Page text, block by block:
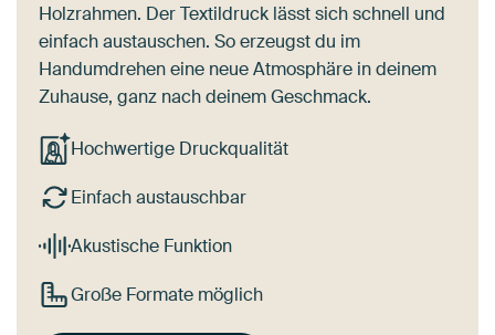
Holzrahmen. Der Textildruck lässt sich schnell und
einfach austauschen. So erzeugst du im
Handumdrehen eine neue Atmosphäre in deinem
Zuhause, ganz nach deinem Geschmack.
Hochwertige Druckqualität
Einfach austauschbar
Akustische Funktion
Große Formate möglich